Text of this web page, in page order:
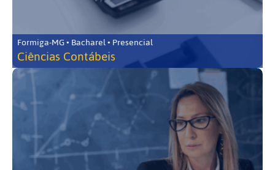
Formiga-MG • Bacharel • Presencial
Ciências Contábeis